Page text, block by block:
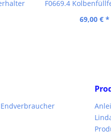
F0669.4
69,00 € *